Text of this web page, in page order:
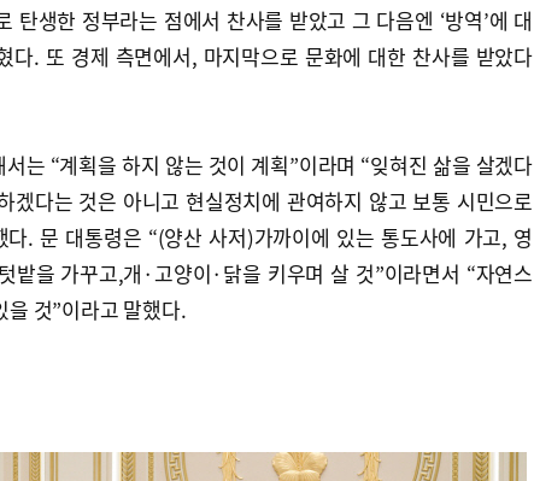
탄생한 정부라는 점에서 찬사를 받았고 그 다음엔 ‘방역’에 대
다. 또 경제 측면에서, 마지막으로 문화에 대한 찬사를 받았다
는 “계획을 하지 않는 것이 계획”이라며 “잊혀진 삶을 살겠다
겠다는 것은 아니고 현실정치에 관여하지 않고 보통 시민으로
다. 문 대통령은 “(양산 사저)가까이에 있는 통도사에 가고, 영
밭을 가꾸고,개·고양이·닭을 키우며 살 것”이라면서 “자연스
을 것”이라고 말했다.